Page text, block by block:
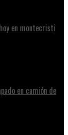
en montecristi
en camión de